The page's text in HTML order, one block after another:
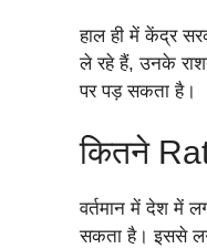
हाल ही में केंद्र
ले रहे हैं, उनके
पर पड़ सकता है।
कितने
वर्तमान में देश में
सकता है। इससे